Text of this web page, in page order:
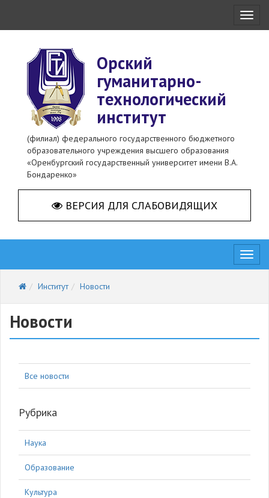
Орский
гуманитарно-
технологический
институт
(филиал) федерального государственного бюджетного
образовательного учреждения высшего образования
«Оренбургский государственный университет имени В.А.
Бондаренко»
ВЕРСИЯ ДЛЯ СЛАБОВИДЯЩИХ
Институт
Новости
Новости
Все новости
Рубрика
Наука
Образование
Культура